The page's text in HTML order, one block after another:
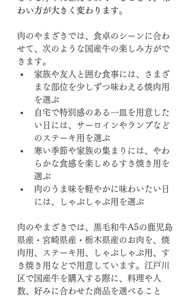
わい方が大きく変わります。
肉のやまざきでは、食卓のシーンに合わ
せて、次のような国産牛の楽しみ方がで
きます。
家族や友人と囲む食事には、さまざ
まな部位を少しずつ味わえる焼肉用
を選ぶ
自宅で特別感のある一皿を用意した
い日には、サーロインやランプなど
のステーキ用を選ぶ
寒い季節や家族の集まりには、やわ
らかな食感を楽しめるすき焼き用を
選ぶ
肉のうま味を軽やかに味わいたい日
には、しゃぶしゃぶ用を選ぶ
肉のやまざきでは、黒毛和牛A5の鹿児島
県産・宮崎県産・栃木県産のお肉を、焼
肉用、ステーキ用、しゃぶしゃぶ用、す
き焼き用などで用意しています。江戸川
区で国産牛を購入する際に、料理や人
数、好みに合わせた商品を選べること